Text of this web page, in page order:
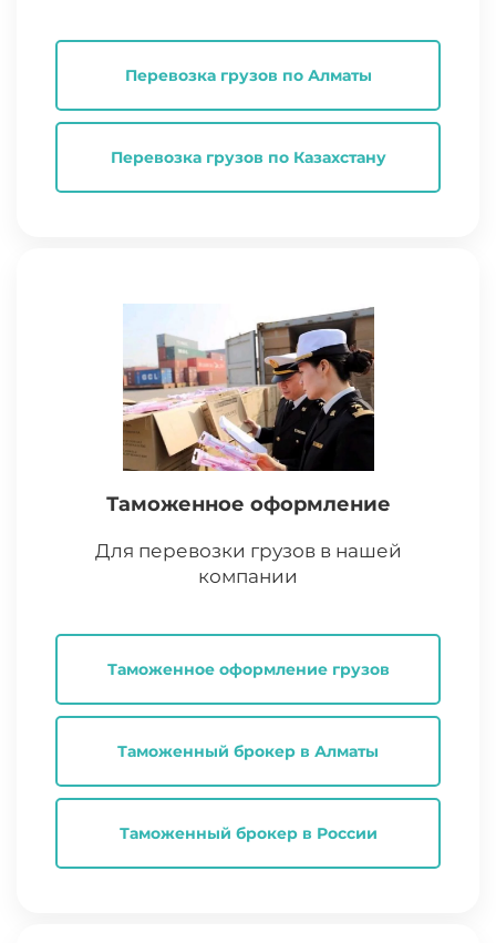
Перевозка грузов по Алматы
Перевозка грузов по Казахстану
Таможенное оформление
Для перевозки грузов в нашей
компании
Таможенное оформление грузов
Таможенный брокер в Алматы
Таможенный брокер в России